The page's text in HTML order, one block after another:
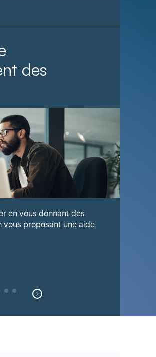
des
en vous donnant des
vous proposant une aide